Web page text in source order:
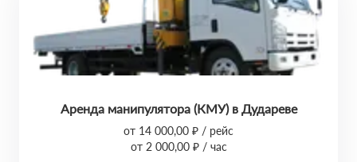
Аренда манипулятора (КМУ) в Дудареве
от 14 000,00 ₽ / рейс
от 2 000,00 ₽ / час